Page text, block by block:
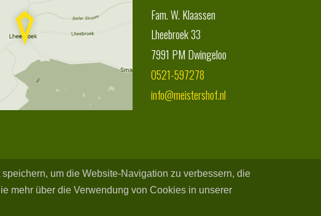
Fam. W. Klaassen
Lheebroek 33
7991 PM Dwingeloo
0521-597278
info@meistershof.nl
um die Website-Navigation zu verbessern, die
mehr über die Verwendung von Cookies in unserer